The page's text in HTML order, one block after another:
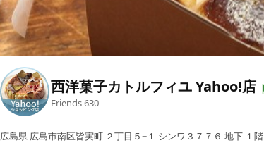
西洋菓子カトルフィユ Yahoo!店
Friends630
広島県 広島市南区皆実町 ２丁目５−１ シンワ３７７６ 地下 １階